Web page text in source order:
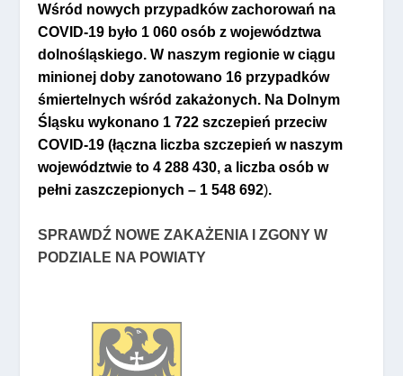
Wśród nowych przypadków zachorowań na
COVID-19 było 1 060 osób z województwa
dolnośląskiego. W naszym regionie w ciągu
minionej doby zanotowano 16 przypadków
śmiertelnych wśród zakażonych. Na Dolnym
Śląsku wykonano 1 722 szczepień przeciw
COVID-19 (łączna liczba szczepień w naszym
województwie to4 288 430, a liczba osób w
pełni zaszczepionych – 1 548 692).
SPRAWDŹ NOWE ZAKAŻENIA I ZGONY W
PODZIALE NA POWIATY